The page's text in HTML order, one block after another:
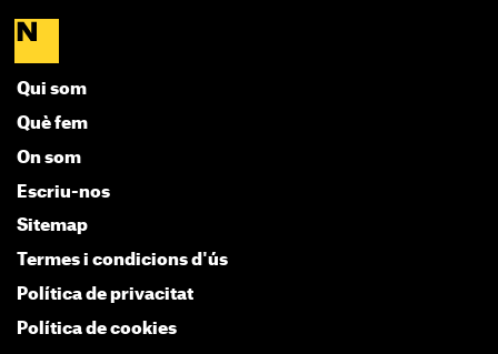
Qui som
Què fem
On som
Escriu-nos
Sitemap
Termes i condicions d'ús
Política de privacitat
Política de cookies